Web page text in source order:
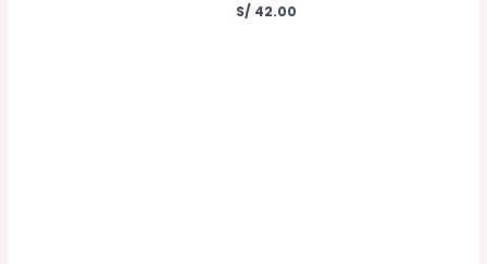
S/ 42.00